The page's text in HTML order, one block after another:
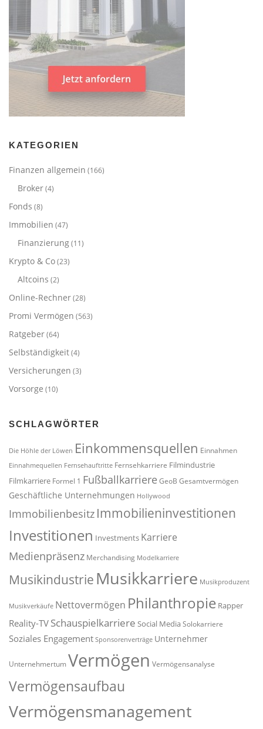
KATEGORIEN
Finanzen allgemein (166)
Broker(4)
Fonds (8)
Immobilien (47)
Finanzierung(11)
Krypto & Co(23)
Altcoins (2)
Online-Rechner(28)
Promi Vermögen (563)
Ratgeber(64)
Selbständigkeit(4)
Versicherungen (3)
Vorsorge (10)
SCHLAGWÖRTER
Die Höhle der Löwen Einkommensquellen Einnahmen
Einnahmequellen Fernsehauftritte Fernsehkarriere Filmindustrie
Filmkarriere Formel 1 Fußballkarriere GeoB Gesamtvermögen
Geschäftliche Unternehmungen Hollywood
Immobilienbesitz Immobilieninvestitionen
Investitionen Investments Karriere
Medienpräsenz Merchandising Modelkarriere
Musikindustrie Musikkarriere Musikproduzent
Musikverkäufe Nettovermögen Philanthropie Rapper
Reality-TV Schauspielkarriere Social MediaSolokarriere
Soziales Engagement Sponsorenverträge Unternehmer
UnternehmertumVermögen Vermögensanalyse
Vermögensaufbau
Vermögensmanagement